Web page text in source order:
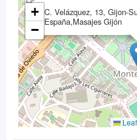
C. Velázquez, 13, Gijon-
España,Masajes Gijón
+
−